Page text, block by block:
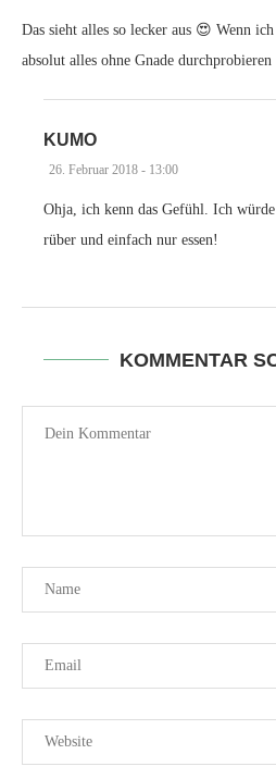
Das sieht alles so lecker aus 😍 Wenn
absolut alles ohne Gnade
KUMO
26. Februar 2018 - 13:00
Ohja, ich kenn das Gefühl. Ich
rüber und einfach nur essen!
KOMMENTAR